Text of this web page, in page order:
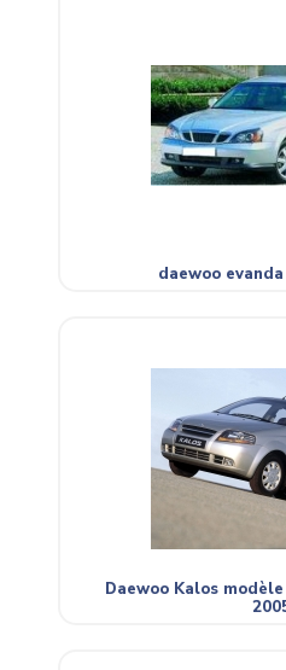
daewoo
Daewoo Kalos